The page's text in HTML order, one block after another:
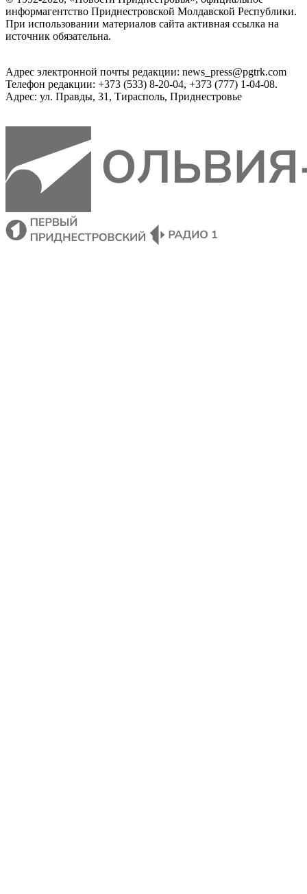
информагентство Приднестровской Молдавской Республики.
При использовании материалов сайта активная ссылка на
источник обязательна.
Адрес электронной почты редакции: news_press@pgtrk.com
Телефон редакции: +373 (533) 8-20-04, +373 (777) 1-04-08.
Адрес: ул. Правды, 31, Тирасполь, Приднестровье